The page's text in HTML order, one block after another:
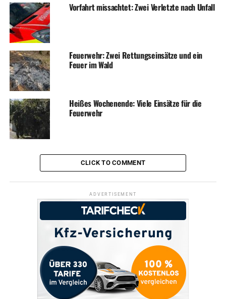
Vorfahrt missachtet: Zwei Verletzte nach Unfall
Feuerwehr: Zwei Rettungseinsätze und ein
Feuer im Wald
Heißes Wochenende: Viele Einsätze für die
Feuerwehr
CLICK TO COMMENT
ADVERTISEMENT